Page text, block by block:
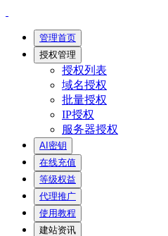
管理首页
授权管理
授权列表
域名授权
批量授权
IP授权
服务器授权
AI密钥
在线充值
等级权益
代理推广
使用教程
建站资讯